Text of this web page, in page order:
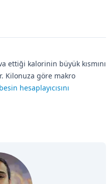
ettiği kalorinin büyük kısmını
Kilonuza göre makro
hesaplayıcısını